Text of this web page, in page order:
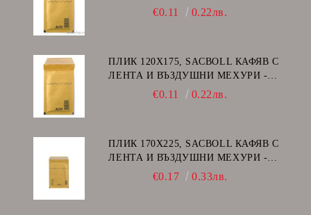
€0.11 0.22лв.
ПЛИК 120Х175, SACBOLL КАФЯВ С
ЛЕНТА И ВЪЗДУШНИ МЕХУРИ -
€0.11 0.22лв.
ПЛИК 170Х225, SACBOLL КАФЯВ С
ЛЕНТА И ВЪЗДУШНИ МЕХУРИ -
€0.17 0.33лв.